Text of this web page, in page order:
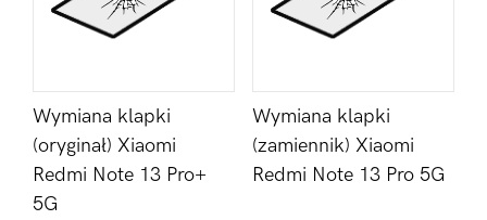
Wymiana klapki
(oryginał) Xiaomi
Redmi Note 13 Pro+
5G
Wymiana klapki
(zamiennik) Xiaomi
Redmi Note 13 Pro 5G